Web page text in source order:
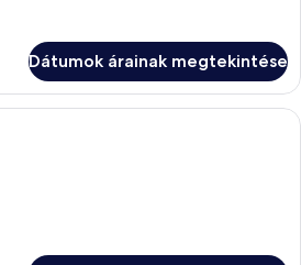
Dátumok árainak megtekintése